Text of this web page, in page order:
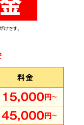
料金
15,000円～
45,000円～